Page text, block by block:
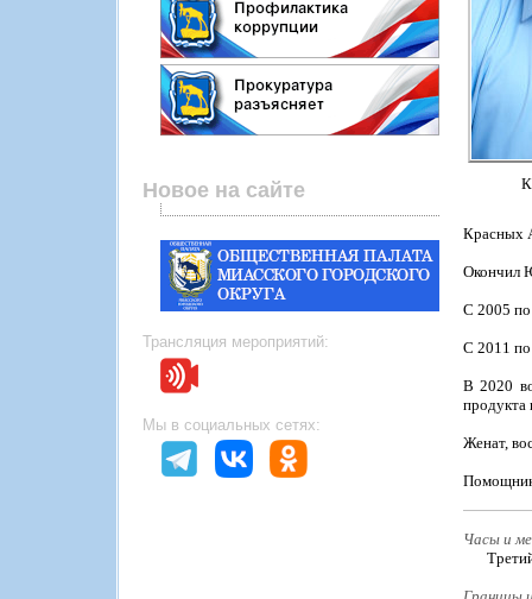
Новое на сайте
Трансляция мероприятий:
Мы в социальных сетях:
Красных
Окончил
С 2005 по
С 2011 по
В 2020
продукта
Женат,
Часы и